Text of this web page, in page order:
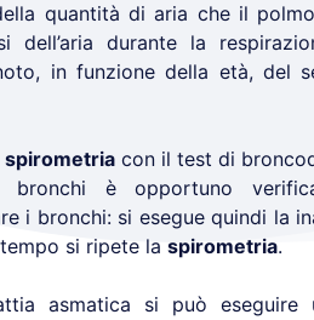
quantità di aria che il
durante la
in funzione della età, del
spirometriacon il test di
bronchi è opportuno
i bronchi: si esegue quindi la
si ripete la spirometria.
asmatica si può